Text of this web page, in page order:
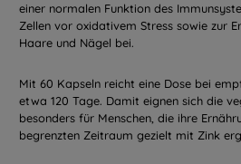
einer normalen Funktion des
Zellen vor oxidativem Stress sowie zur
Haare und Nägel bei.
Mit 60 Kapseln reicht eine Dose bei
etwa 120 Tage. Damit eignen sich die
besonders für Menschen, die ihre
begrenzten Zeitraum gezielt mit Zink